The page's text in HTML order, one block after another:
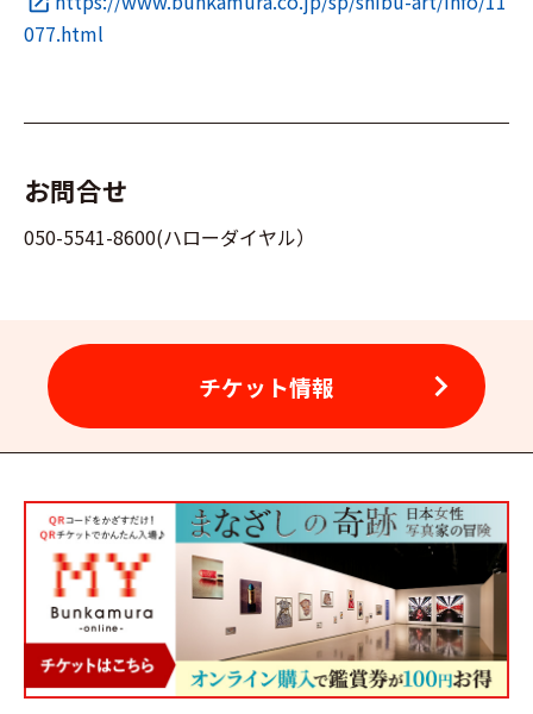
077.html
お問合せ
050-5541-8600(ハローダイヤル）
チケット情報 chevron_right